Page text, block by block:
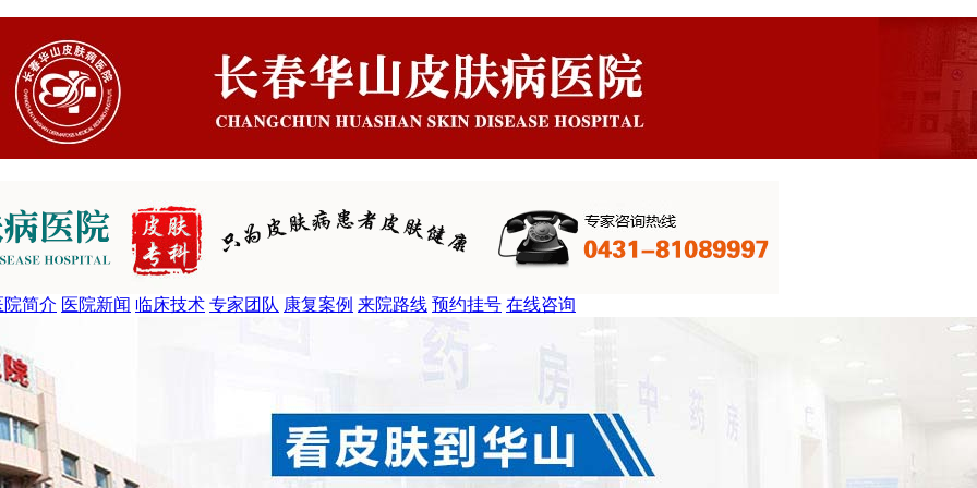
院简介 医院新闻 临床技术 专家团队 康复案例 来院路线 预约挂号 在线咨询